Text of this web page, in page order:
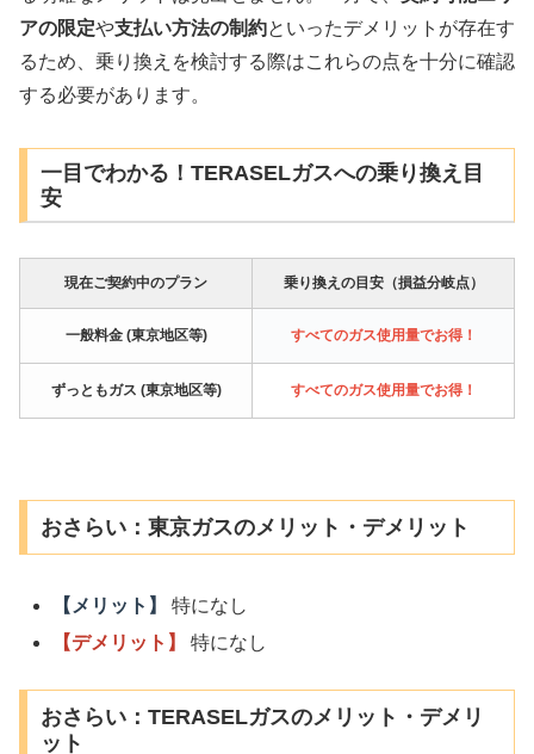
アの限定や支払い方法の制約といったデメリットが存在す
るため、乗り換えを検討する際はこれらの点を十分に確認
する必要があります。
一目でわかる！TERASELガスへの乗り換え目
安
現在ご契約中のプラン 乗り換えの目安（損益分岐点）
一般料金 (東京地区等) すべてのガス使用量でお得！
ずっともガス (東京地区等) すべてのガス使用量でお得！
おさらい：東京ガスのメリット・デメリット
【メリット】
特になし
【デメリット】
特になし
おさらい：TERASELガスのメリット・デメリ
ット